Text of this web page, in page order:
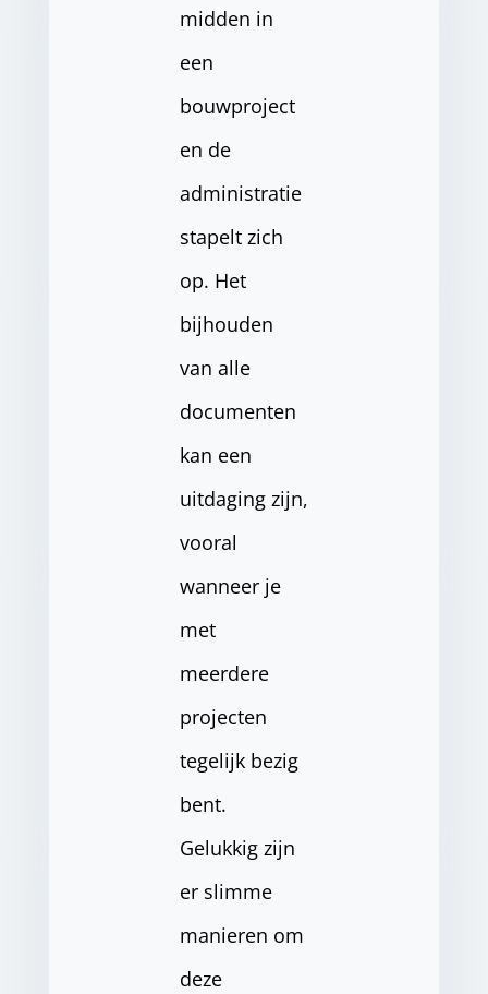
midden in
een
bouwproject
en de
administratie
stapelt zich
op. Het
bijhouden
van alle
documenten
kan een
uitdaging zijn,
vooral
wanneer je
met
meerdere
projecten
tegelijk bezig
bent.
Gelukkig zijn
er slimme
manieren om
deze